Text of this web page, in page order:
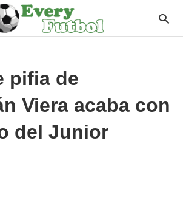
pifia de
Viera acaba con
del Junior